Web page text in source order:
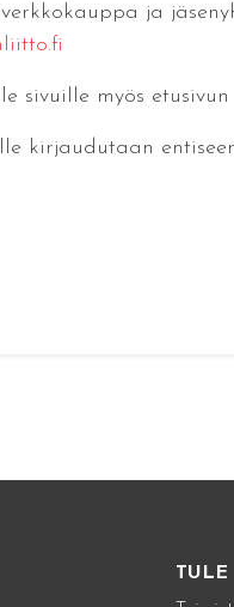
ja
sivuille myös
kirjaudutaan
TULE